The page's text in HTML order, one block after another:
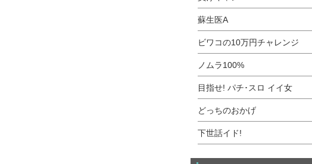
蘇生医A
ビワコの10万円チャレンジ
ノムラ100%
目指せ! パチ･スロ イイ女
どっちのおかげ
下世話イド!